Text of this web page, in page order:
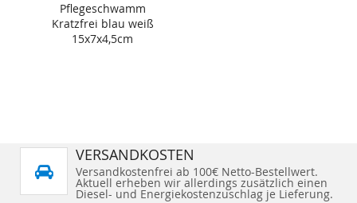
Pflegeschwamm
Kratzfrei blau weiß
15x7x4,5cm
VERSANDKOSTEN
Versandkostenfrei ab 100€ Netto-Bestellwert.
Aktuell erheben wir allerdings zusätzlich einen
Diesel- und Energiekostenzuschlag je Lieferung.